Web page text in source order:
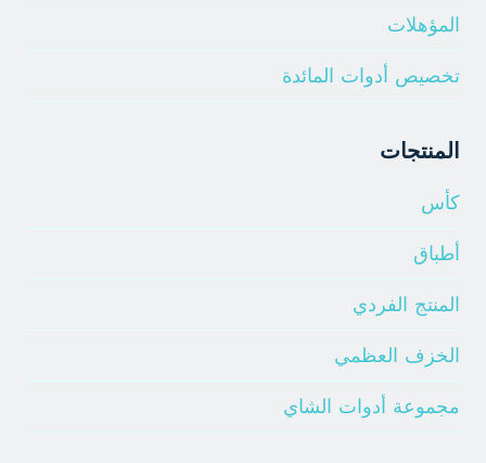
المؤهلات
تخصيص أدوات المائدة
المنتجات
كأس
أطباق
المنتج الفردي
الخزف العظمي
مجموعة أدوات الشاي